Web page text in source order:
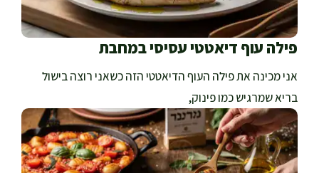
פילה עוף דיאטטי עסיסי במחבת
אני מכינה את פילה העוף הדיאטטי הזה כשאני רוצה בישול
בריא שמרגיש כמו פינוק,